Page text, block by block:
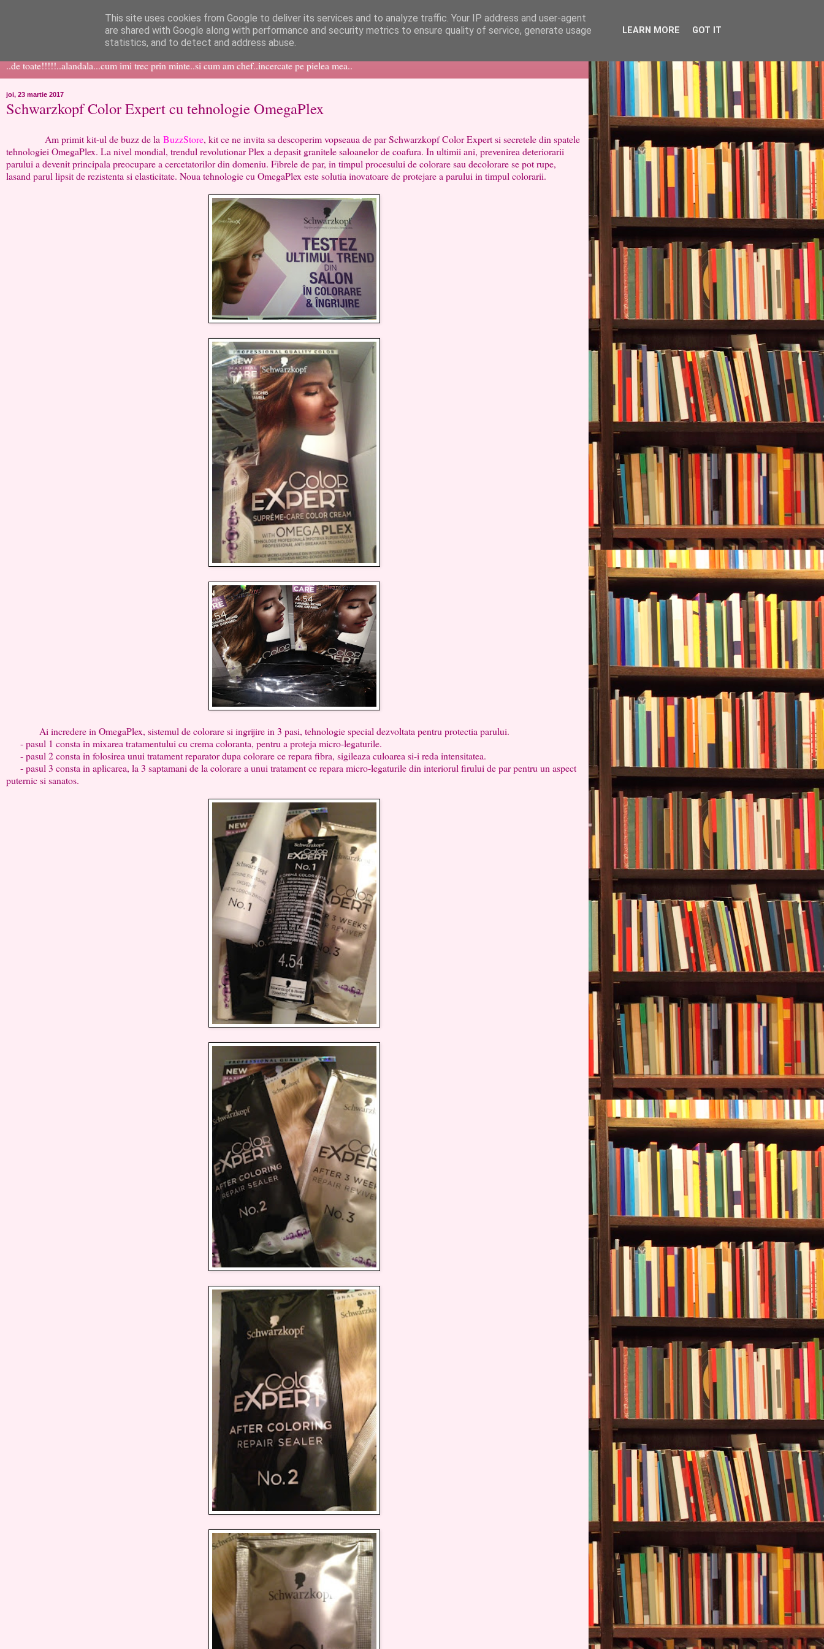
like ?...or not!
..de toate!!!!!..alandala...cum imi trec prin minte..si cum am chef..incercate pe pielea mea..
joi, 23 martie 2017
Schwarzkopf Color Expert cu tehnologie OmegaPlex
Am primit kit-ul de buzz de la BuzzStore, kit ce ne invita sa descoperim vopseaua de par Schwarzkopf Color Expert si secretele din spatele
tehnologiei OmegaPlex. La nivel mondial, trendul revolutionar Plex a depasit granitele saloanelor de coafura. In ultimii ani, prevenirea deteriorarii
parului a devenit principala preocupare a cercetatorilor din domeniu. Fibrele de par, in timpul procesului de colorare sau decolorare se pot rupe,
lasand parul lipsit de rezistenta si elasticitate. Noua tehnologie cu OmegaPlex este solutia inovatoare de protejare a parului in timpul colorarii.
Ai incredere in OmegaPlex, sistemul de colorare si ingrijire in 3 pasi, tehnologie special dezvoltata pentru protectia parului.
- pasul 1 consta in mixarea tratamentului cu crema coloranta, pentru a proteja micro-legaturile.
- pasul 2 consta in folosirea unui tratament reparator dupa colorare ce repara fibra, sigileaza culoarea si-i reda intensitatea.
- pasul 3 consta in aplicarea, la 3 saptamani de la colorare a unui tratament ce repara micro-legaturile din interiorul firului de par pentru un aspect
puternic si sanatos.
This site uses cookies from Google to deliver its services and to analyze traffic. Your IP address and user-agent
are shared with Google along with performance and security metrics to ensure quality of service, generate usage
statistics, and to detect and address abuse.
LEARN MORE GOT IT